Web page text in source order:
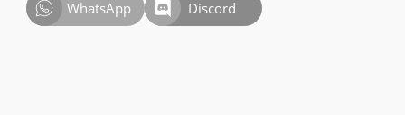
WhatsApp
Discord